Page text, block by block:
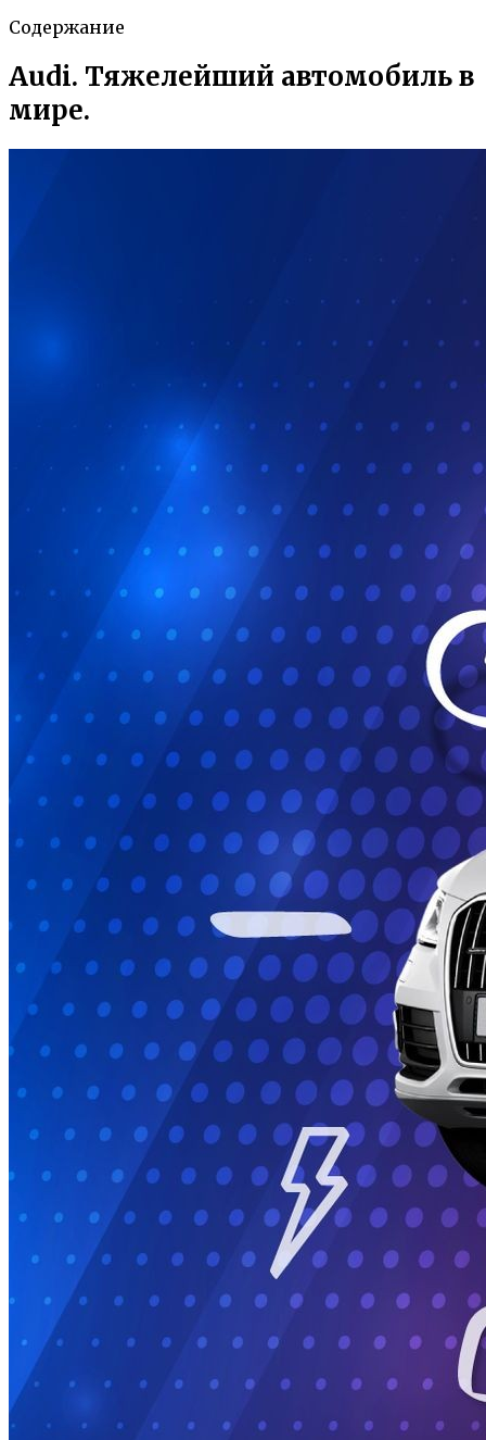
Содержание
Audi. Тяжелейший автомобиль в
мире.